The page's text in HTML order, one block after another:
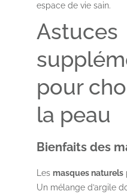
espace de vie sain.
Astuces
pour
la peau
Bienfaits des
Les masques naturels
Un mélange d’argile